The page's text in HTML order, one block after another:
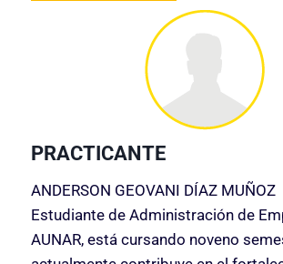
PRACTICANTE
ANDERSON GEOVANI DÍAZ MUÑOZ
Estudiante de Administración de
AUNAR, está cursando noveno